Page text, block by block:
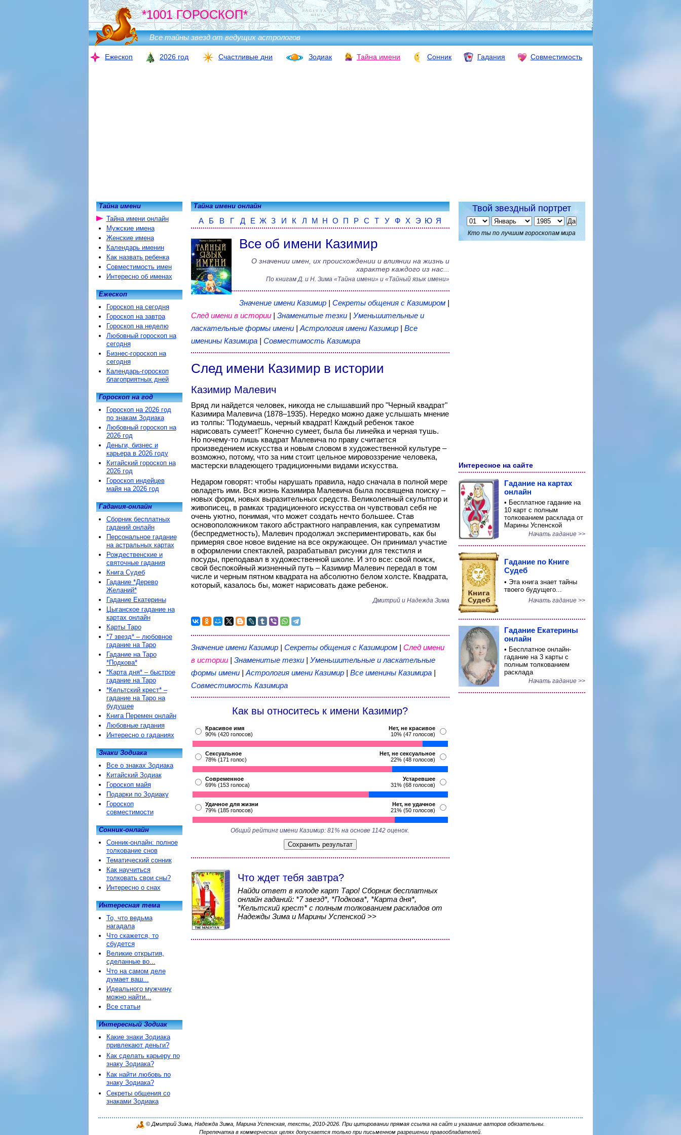
*1001 ГОРОСКОП*
Все тайны звезд от ведущих астрологов
Ежескоп 2026 год Счастливые дни Зодиак Тайна имени Сонник Гадания Совместимость
Тайна имени онлайн
А Б В Г Д Е Ж З И К Л М Н О П Р С Т У Ф Х Э Ю Я
Все об имени Казимир
О значении имен, их происхождении и влиянии на жизнь и
характер каждого из нас...
По книгамД. и Н. Зима«Тайна имени» и «Тайный язык имени»
Значение имени Казимир| Секреты общения с Казимиром |
След имени в истории| Знаменитые тезки| Уменьшительные и
ласкательные формы имени| Астрология имени Казимир| Все
именины Казимира | Совместимость Казимира
След имени Казимир в истории
Казимир Малевич
Вряд ли найдется человек, никогда не слышавший про "Черный квадрат"
Казимира Малевича (1878–1935). Нередко можно даже услышать мнение
из толпы: "Подумаешь, черный квадрат! Каждый ребенок такое
нарисовать сумеет!" Конечно сумеет, была бы линейка и черная тушь.
Но почему-то лишь квадрат Малевича по праву считается
произведением искусства и новым словом в художественной культуре –
возможно, потому, что за ним стоит цельное мировоззрение человека,
мастерски владеющего традиционными видами искусства.
Недаром говорят: чтобы нарушать правила, надо сначала в полной мере
овладеть ими. Вся жизнь Казимира Малевича была посвящена поиску –
новых форм, новых выразительных средств. Великолепный скульптор и
живописец, в рамках традиционного искусства он чувствовал себя не
очень уютно, понимая, что может создать нечто большее. Став
основоположником такого абстрактного направления, как супрематизм
(беспредметность), Малевич продолжал экспериментировать, как бы
примеряя свое новое видение на все окружающее. Он принимал участие
в оформлении спектаклей, разрабатывал рисунки для текстиля и
посуды, преподавал в художественной школе. И это все: свой поиск,
свой беспокойный жизненный путь – Казимир Малевич передал в том
числе и черным пятном квадрата на абсолютно белом холсте. Квадрата,
который, казалось бы, может нарисовать даже ребенок.
Дмитрий и Надежда Зима
Значение имени Казимир| Секреты общения с Казимиром | След имени
в истории| Знаменитые тезки| Уменьшительные и ласкательные
формы имени| Астрология имени Казимир| Все именины Казимира |
Совместимость Казимира
Как вы относитесь к имени Казимир?
Красивое имя
90% (420 голосов)
Нет, не красивое
10% (47 голосов)
Сексуальное
78% (171 голос)
Нет, не сексуальное
22% (48 голосов)
Современное
69% (153 голоса)
Устаревшее
31% (68 голосов)
Удачное для жизни
79% (185 голосов)
Нет, не удачное
21% (50 голосов)
Общий рейтинг имени Казимир: 81% на основе 1142 оценок.
Что ждет тебя завтра?
Найди ответ в колоде карт Таро! Сборник бесплатных
онлайн гаданий: *7 звезд*, *Подкова*, *Карта дня*,
*Кельтский крест* с полным толкованием раскладов от
Надежды Зима и Марины Успенской >>
Тайна имени
Тайна имени онлайн
Мужские имена
Женские имена
Календарь именин
Как назвать ребенка
Совместимость имен
Интересно об именах
Ежескоп
Гороскоп на сегодня
Гороскоп на завтра
Гороскоп на неделю
Любовный гороскоп на
сегодня
Бизнес-гороскоп на
сегодня
Календарь-гороскоп
благоприятных дней
Гороскоп на год
Гороскоп на 2026 год
по знакам Зодиака
Любовный гороскоп на
2026 год
Деньги, бизнес и
карьера в 2026 году
Китайский гороскоп на
2026 год
Гороскоп индейцев
майя на 2026 год
Гадания-онлайн
Сборник бесплатных
гаданий онлайн
Персональное гадание
на астральных картах
Рождественские и
святочные гадания
Книга Судеб
Гадание *Дерево
Желаний*
Гадание Екатерины
Цыганское гадание на
картах онлайн
Карты Таро
*7 звезд* – любовное
гадание на Таро
Гадание на Таро
*Подкова*
*Карта дня* – быстрое
гадание на Таро
*Кельтский крест* –
гадание на Таро на
будущее
Книга Перемен онлайн
Любовные гадания
Интересно о гаданиях
Знаки Зодиака
Все о знаках Зодиака
Китайский Зодиак
Гороскоп майя
Подарки по Зодиаку
Гороскоп
совместимости
Сонник-онлайн
Сонник-онлайн: полное
толкование снов
Тематический сонник
Как научиться
толковать свои сны?
Интересно о снах
Интересная тема
То, что ведьма
нагадала
Что скажется, то
сбудется
Великие открытия,
сделанные во...
Что на самом деле
думает ваш...
Идеального мужчину
можно найти...
Все статьи
Интересный Зодиак
Какие знаки Зодиака
привлекают деньги?
Как сделать карьеру по
знаку Зодиака?
Как найти любовь по
знаку Зодиака?
Секреты общения со
знаками Зодиака
Твой звездный портрет
Кто ты по лучшим гороскопам мира
Интересное на сайте
Гадание на картах
онлайн
• Бесплатное гадание на
10 карт с полным
толкованием расклада от
Марины Успенской
Начать гадание >>
Гадание по Книге
Судеб
• Эта книга знает тайны
твоего будущего...
Начать гадание >>
Гадание Екатерины
онлайн
• Бесплатное онлайн-
гадание на 3 карты с
полным толкованием
расклада
Начать гадание >>
© Дмитрий Зима, Надежда Зима, Марина Успенская, тексты, 2010-2026. При цитировании прямая ссылка на сайт и указание авторов обязательны.
Перепечатка в коммерческих целях допускается только при письменном разрешении правообладателей.